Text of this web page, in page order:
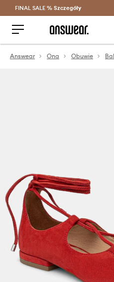
Oszczędzaj z
FINAL SALE % Szczegóły
Answear Ona Obuwie